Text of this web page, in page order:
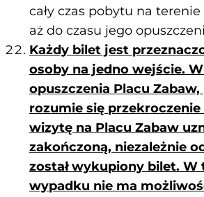
cały czas pobytu na
aż do czasu jego
Każdy bilet jest
osoby na jedno wejście.
opuszczenia Placu Zabaw,
rozumie się
wizytę na Placu Zabaw
zakończoną, niezależnie
został wykupiony bilet. W
wypadku nie ma